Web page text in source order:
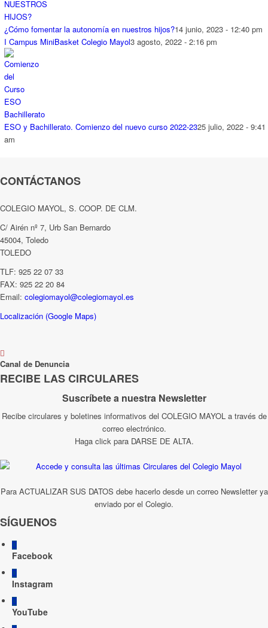
¿Cómo fomentar la autonomía en nuestros hijos?14 junio, 2023 - 12:40 pm
I Campus MiniBasket Colegio Mayol3 agosto, 2022 - 2:16 pm
ESO y Bachillerato. Comienzo del nuevo curso 2022-2325 julio, 2022 - 9:41
am
CONTÁCTANOS
COLEGIO MAYOL, S. COOP. DE CLM.
C/ Airén nº 7, Urb San Bernardo
45004, Toledo
TOLEDO
TLF: 925 22 07 33
FAX: 925 22 20 84
Email: colegiomayol@colegiomayol.es
Localización (Google Maps)
Canal de Denuncia
RECIBE LAS CIRCULARES
Suscríbete a nuestra Newsletter
Recibe circulares y boletines informativos del COLEGIO MAYOL a través de
correo electrónico.
Haga click para DARSE DE ALTA.
Para ACTUALIZAR SUS DATOS debe hacerlo desde un correo Newsletter ya
enviado por el Colegio.
SÍGUENOS
Facebook
Instagram
YouTube